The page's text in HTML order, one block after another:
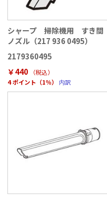
シャープ 掃除機用 すき間
ノズル（217 936 0495）
2179360495
￥440
（税込）
4 ポイント（1％）
内訳